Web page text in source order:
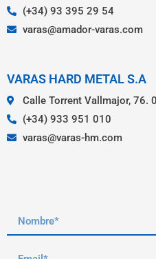
(+34) 93 395 29 54
varas@amador-varas.com
VARAS HARD METAL S.A
Calle Torrent Vallmajor, 76.
(+34) 933 951 010
varas@varas-hm.com